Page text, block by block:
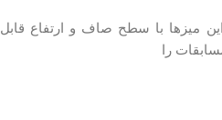
میزها با سطح صاف و ارتفاع قابل
را